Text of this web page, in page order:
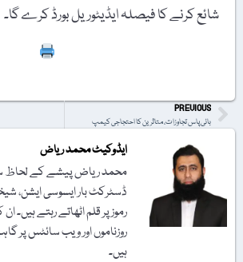
شائع کرنے کا فیصلہ ایڈیٹوریل بورڈ کرے گا۔
PREVIOUS
بائی پاس تجاوزات، متاثرین کا احتجاجی کیمپ
ایڈوکیٹ محمد ریاض
محمد ریاض پیشے کے لحاظ
ڈسٹرکٹ بار ایسوسی ایشن،
رموز پر قلم اٹھاتے رہتے
روزناموں اور ویب سائٹس پر
ہیں۔